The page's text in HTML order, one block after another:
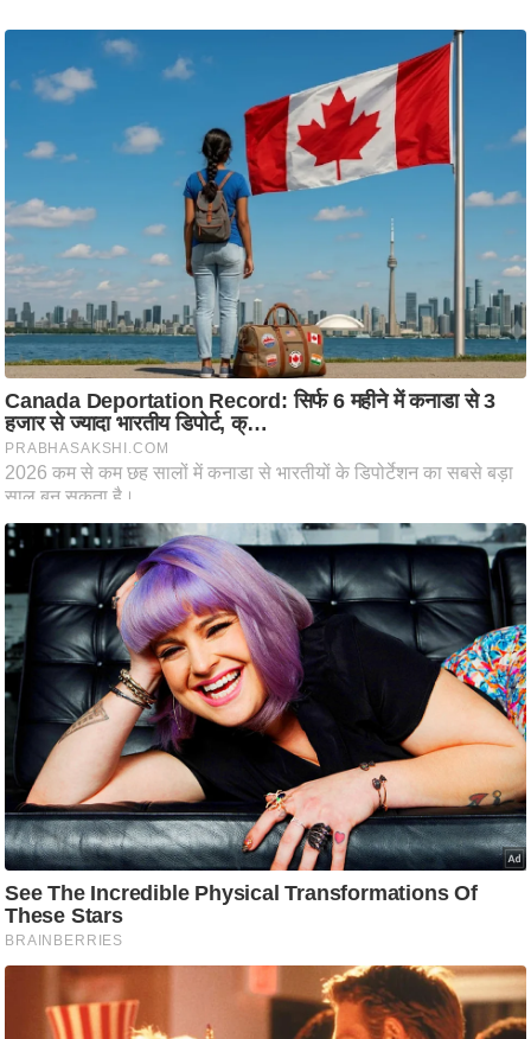
सा
यि
क
मा
तृ
भू
मि
स्तं
भ
ए
म
.
आ
.
आ
प
र
स
मी
क्षा
ध
र्म
ज्यो